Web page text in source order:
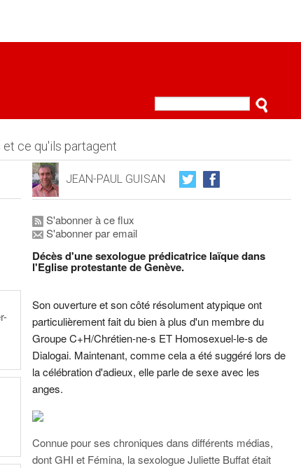
et ce qu'ils partagent
JEAN-PAUL GUISAN
S'abonner à ce flux
S'abonner par email
Décès d'une sexologue prédicatrice laïque dans
l'Eglise protestante de Genève.
Son ouverture et son côté résolument atypique ont
particulièrement fait du bien à plus d'un membre du
Groupe C+H/Chrétien-ne-s ET Homosexuel-le-s de
Dialogai. Maintenant, comme cela a été suggéré lors de
la célébration d'adieux, elle parle de sexe avec les
anges.
Connue pour ses chroniques dans différents médias,
dont GHI et Fémina, la sexologue Juliette Buffat était